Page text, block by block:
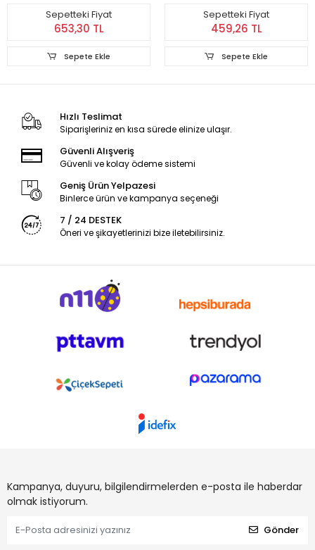
Sepetteki Fiyat
653,30 TL
Sepete Ekle
Sepetteki Fiyat
459,26 TL
Sepete Ekle
Hızlı Teslimat
Siparişleriniz en kısa sürede elinize ulaşır.
Güvenli Alışveriş
Güvenli ve kolay ödeme sistemi
Geniş Ürün Yelpazesi
Binlerce ürün ve kampanya seçeneği
7 / 24 DESTEK
Öneri ve şikayetlerinizi bize iletebilirsiniz.
Kampanya, duyuru, bilgilendirmelerden e-posta ile haberdar
olmak istiyorum.
Gönder